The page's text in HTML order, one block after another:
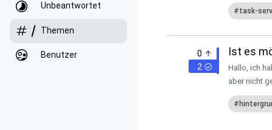
Unbeantwortet
Themen
Benutzer
task-
0
2
Ist es
Hallo, ich
aber nicht